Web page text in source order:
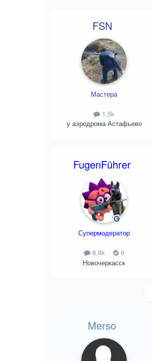
FSN
Мастера
1,5k
у аэродрома Астафьево
FugenFührer
Супермодератор
8,8k
6
Новочеркасск
Merso